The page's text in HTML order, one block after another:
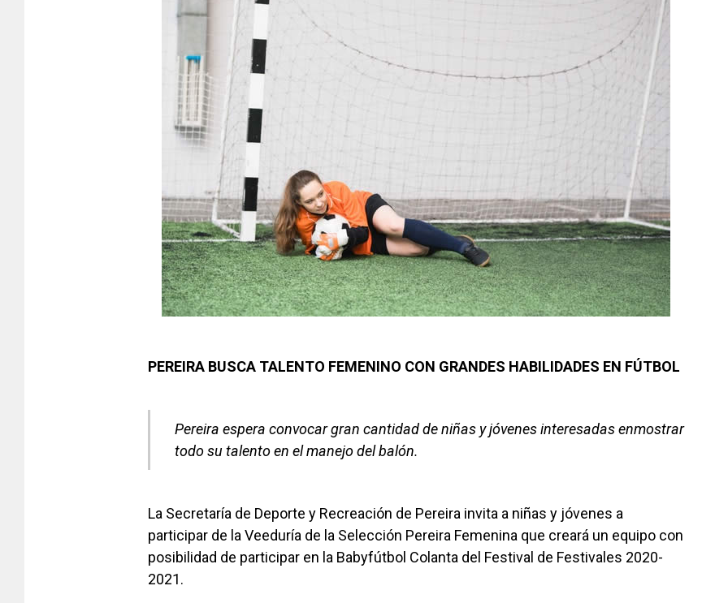
PEREIRA BUSCA TALENTO FEMENINO CON GRANDES HABILIDADES EN FÚTBOL
Pereira espera convocar gran cantidad de niñas y jóvenes interesadas enmostrar
todo su talento en el manejo del balón.
La Secretaría de Deporte y Recreación de Pereira invita a niñas y jóvenes a
participar de la Veeduría de la Selección Pereira Femenina que creará un equipo con
posibilidad de participar en la Babyfútbol Colanta del Festival de Festivales 2020-
2021.